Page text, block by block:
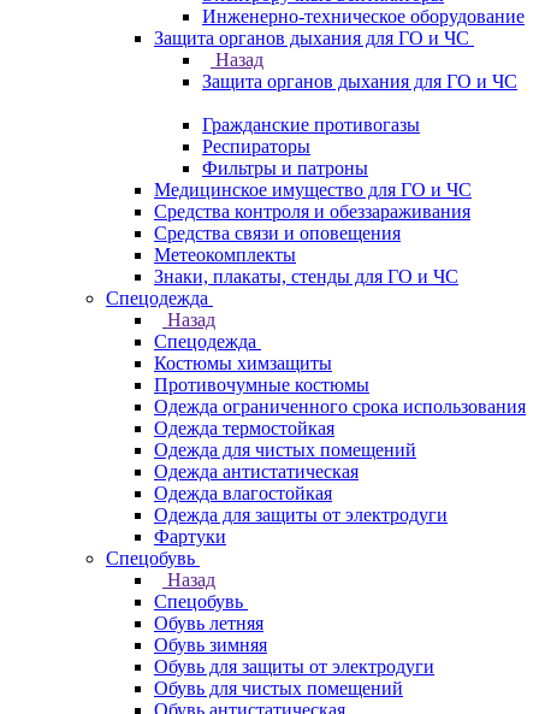
Инженерно-техническое оборудование
Защита органов дыхания для ГО и ЧС
Назад
Защита органов дыхания для ГО и ЧС
Гражданские противогазы
Респираторы
Фильтры и патроны
Медицинское имущество для ГО и ЧС
Средства контроля и обеззараживания
Средства связи и оповещения
Метеокомплекты
Знаки, плакаты, стенды для ГО и ЧС
Спецодежда
Назад
Спецодежда
Костюмы химзащиты
Противочумные костюмы
Одежда ограниченного срока использования
Одежда термостойкая
Одежда для чистых помещений
Одежда антистатическая
Одежда влагостойкая
Одежда для защиты от электродуги
Фартуки
Спецобувь
Назад
Спецобувь
Обувь летняя
Обувь зимняя
Обувь для защиты от электродуги
Обувь для чистых помещений
Обувь антистатическая